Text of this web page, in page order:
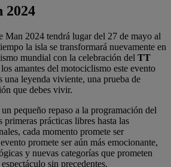
2024
2024 tendrá lugar del 27 de mayo al
la isla se transformará nuevamente en
mundial con la celebración del TT
los amantes del motociclismo este evento
una leyenda viviente, una prueba de
que debes vivir.
pequeño repaso a la programación del
prácticas libres hasta las
cada momento promete ser
promete ser aún más emocionante,
y nuevas categorías que prometen
sin precedentes.